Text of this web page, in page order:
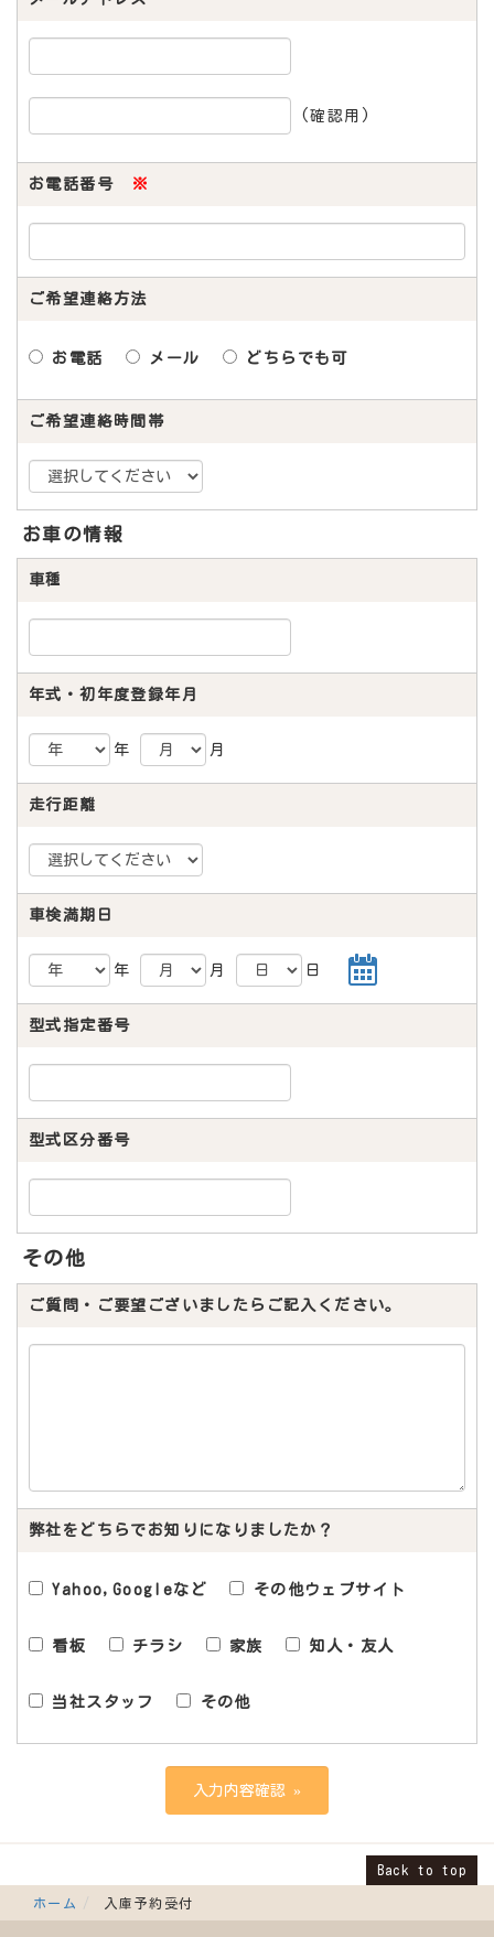
(確認用)
お電話番号 ※
ご希望連絡方法
お電話 メール どちらでも可
ご希望連絡時間帯
お車の情報
車種
年式・初年度登録年月
年 月
走行距離
車検満期日
年 月 日
型式指定番号
型式区分番号
その他
ご質問・ご要望ございましたらご記入ください。
弊社をどちらでお知りになりましたか？
Yahoo,Googleなど その他ウェブサイト
看板 チラシ 家族 知人・友人
当社スタッフ その他
Back to top
ホーム 入庫予約受付